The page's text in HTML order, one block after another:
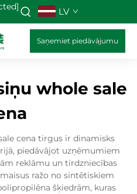
LV
Saņemiet piedāvājumu
whole sale
cena tirgus ir dinamisks
piedāvājot uzņēmumiem
reklāmu un tirdzniecības
ražo no sintētiskiem
šķiedrām, kuras